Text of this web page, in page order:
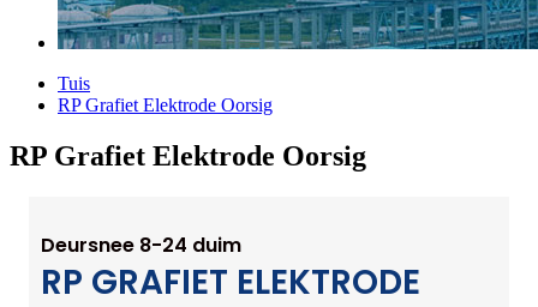
Tuis
RP Grafiet Elektrode Oorsig
RP Grafiet Elektrode Oorsig
Deursnee 8-24 duim
RP GRAFIET ELEKTRODE